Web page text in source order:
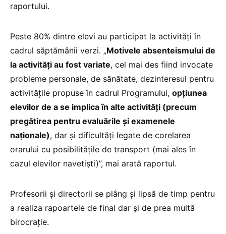
raportului.
Peste 80% dintre elevi au participat la activități în
cadrul săptămânii verzi. „Motivele absenteismului de
la activități au fost variate, cel mai des fiind invocate
probleme personale, de sănătate, dezinteresul pentru
activitățile propuse în cadrul Programului, opțiunea
elevilor de a se implica în alte activități (precum
pregătirea pentru evaluările și examenele
naționale), dar și dificultăți legate de corelarea
orarului cu posibilitățile de transport (mai ales în
cazul elevilor navetiști)”, mai arată raportul.
Profesorii și directorii se plâng și lipsă de timp pentru
a realiza rapoartele de final dar și de prea multă
birocrație.